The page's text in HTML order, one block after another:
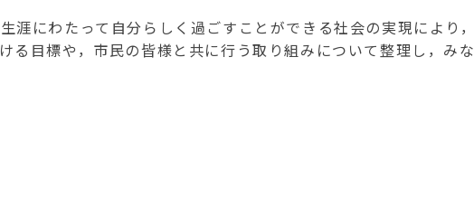
にわたって自分らしく過ごすことができる社会の実現により，
る目標や，市民の皆様と共に行う取り組みについて整理し，みな